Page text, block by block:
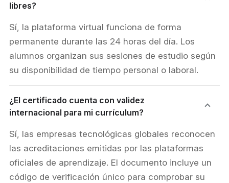
libres?
Sí, la plataforma virtual funciona de forma
permanente durante las 24 horas del día. Los
alumnos organizan sus sesiones de estudio según
su disponibilidad de tiempo personal o laboral.
¿El certificado cuenta con validez
internacional para mi currículum?
Sí, las empresas tecnológicas globales reconocen
las acreditaciones emitidas por las plataformas
oficiales de aprendizaje. El documento incluye un
código de verificación único para comprobar su